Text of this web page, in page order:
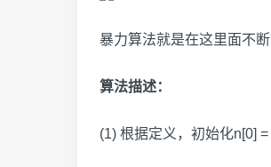
暴力算法就是在这里面不
算法描述：
(1) 根据定义，初始化n[0] =